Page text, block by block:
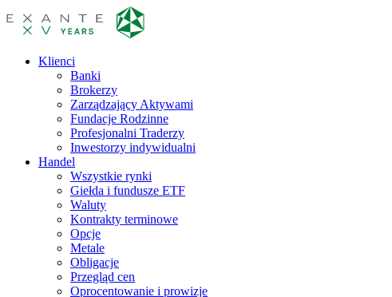
Klienci
Banki
Brokerzy
Zarządzający Aktywami
Fundacje Rodzinne
Profesjonalni Traderzy
Inwestorzy indywidualni
Handel
Wszystkie rynki
Giełda i fundusze ETF
Waluty
Kontrakty terminowe
Opcje
Metale
Obligacje
Przegląd cen
Oprocentowanie i prowizje